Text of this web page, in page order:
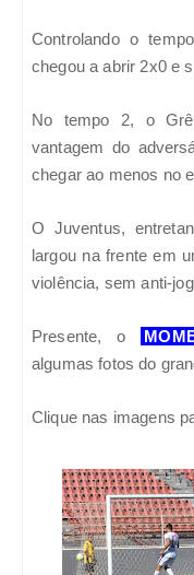
Controlando o
chegou a abrir 2x0 e
No tempo 2, o
vantagem do
chegar ao menos no
O Juventus,
largou na frente em
violência, sem anti-
Presente, o
algumas fotos do
Clique nas imagens